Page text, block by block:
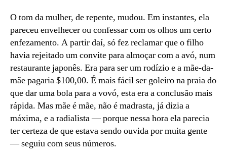
O tom da mulher, de repente, mudou. Em instantes, ela
pareceu envelhecer ou confessar com os olhos um certo
enfezamento. A partir daí, só fez reclamar que o filho
havia rejeitado um convite para almoçar com a avó, num
restaurante japonês. Era para ser um rodízio e a mãe-da-
mãe pagaria $100,00. É mais fácil ser goleiro na praia do
que dar uma bola para a vovó, esta era a conclusão mais
rápida. Mas mãe é mãe, não é madrasta, já dizia a
máxima, e a radialista — porque nessa hora ela parecia
ter certeza de que estava sendo ouvida por muita gente
— seguiu com seus números.